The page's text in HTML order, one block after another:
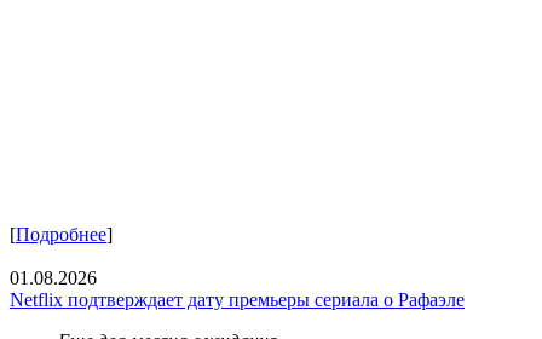
[Подробнее]
01.08.2026
Netflix подтверждает дату премьеры сериала о Рафаэле